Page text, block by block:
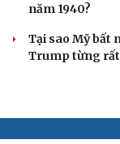
năm 1940?
Tại sao Mỹ bất
Trump từng rất